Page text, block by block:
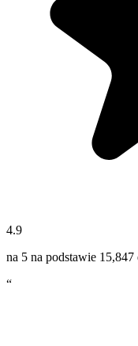
4.9
na 5 na podstawie 15,847
“